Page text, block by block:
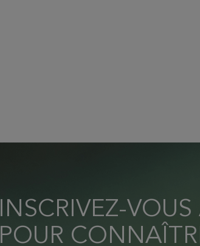
INSCRIVEZ-
POUR